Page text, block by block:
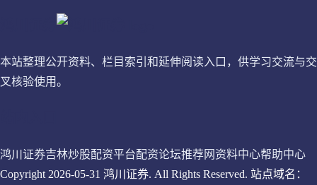
本站整理公开资料、栏目索引和延伸阅读入口，供学习交流与交
叉核验使用。
鸿川证券吉林炒股配资平台配资论坛推荐网 资料中心帮助中心
Copyright 2026-05-31 鸿川证券. All Rights Reserved. 站点域名：